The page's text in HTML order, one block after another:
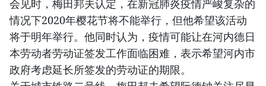
会见时，梅田邦夫认定，在新冠肺炎疫情严峻复杂的
情况下2020年樱花节将不能举行，但他希望该活动
将于明年举行。他同时认为，疫情可能让在河内德日
本劳动者劳动证签发工作面临困难，表示希望河内市
政府考虑延长所签发的劳动证的期限。